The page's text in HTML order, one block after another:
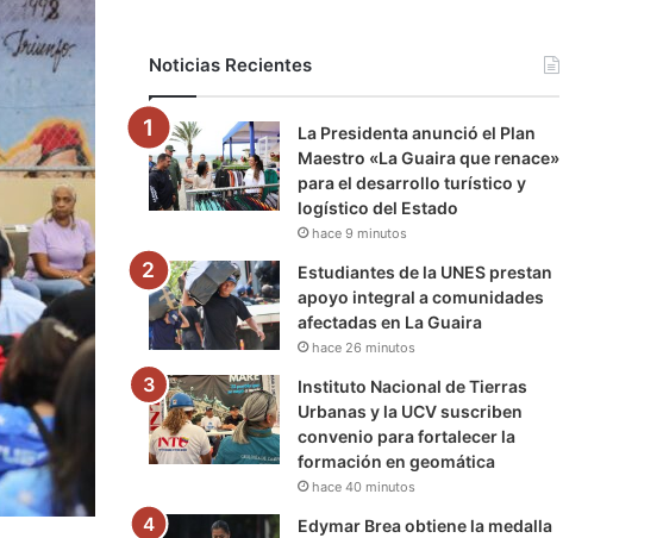
o
k
r
e
r
a
m
a
m
Noticias Recientes
La Presidenta anunció el Plan
Maestro «La Guaira que renace»
para el desarrollo turístico y
logístico del Estado
hace 9 minutos
Estudiantes de la UNES prestan
apoyo integral a comunidades
afectadas en La Guaira
hace 26 minutos
Instituto Nacional de Tierras
Urbanas y la UCV suscriben
convenio para fortalecer la
formación en geomática
hace 40 minutos
Edymar Brea obtiene la medalla